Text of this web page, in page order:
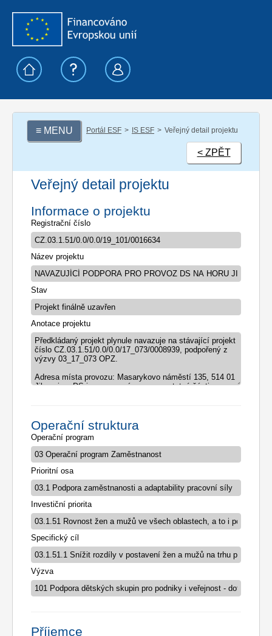
≡ MENU Portál ESF IS ESF Veřejný detail projektu
< ZPĚT
Veřejný detail projektu
Informace o projektu
Registrační číslo
Název projektu
Stav
Anotace projektu
Operační struktura
Operační program
Prioritní osa
Investiční priorita
Specifický cíl
Výzva
Příjemce